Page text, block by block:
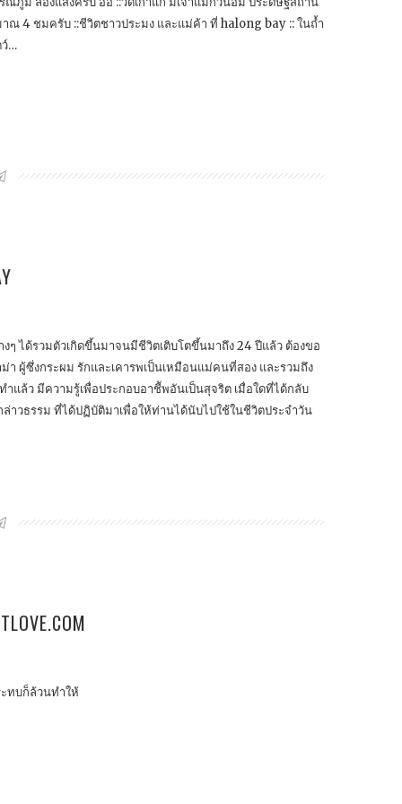
ณ 4 ชมครับ ::ชีวิตชาวประมง และแม่ค้า ที่ halong bay :: ในถ้ำ
ว์…
ได้รวมตัวเกิดขึ้นมาจนมีชีวิตเติบโตขึ้นมาถึง 24 ปีแล้ว ต้องขอ
ผู้ซึ่งกระผม รักและเคารพเป็นเหมือนแม่คนที่สอง และรวมถึง
แล้ว มีความรู้เพื่อประกอบอาชีัพอันเป็นสุจริต เมื่อใดที่ได้กลับ
วธรรม ที่ได้ปฏิบัติมาเพื่อให้ท่านได้นับไปใช้ในชีวิตประจำวัน
ะทบก็ล้วนทำให้